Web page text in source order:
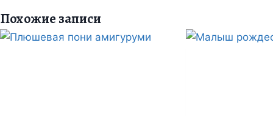
Похожие записи